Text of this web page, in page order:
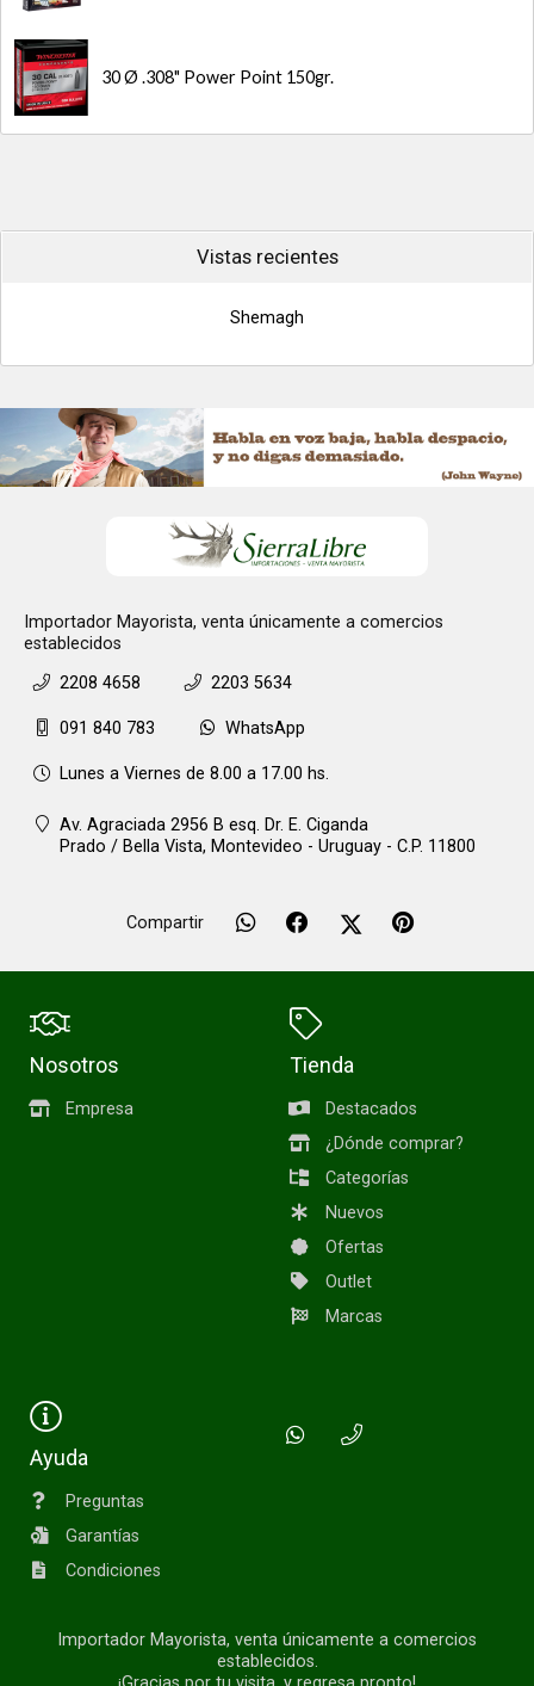
30 Ø .308" Power Point 150gr.
Vistas recientes
Shemagh
Importador Mayorista, venta únicamente a comercios
establecidos
2208 4658
2203 5634
091 840 783 WhatsApp
Lunes a Viernes de 8.00 a 17.00 hs.
Av. Agraciada 2956 B esq. Dr. E. Ciganda
Prado / Bella Vista, Montevideo - Uruguay - C.P. 11800
Compartir
Nosotros
Empresa
Tienda
Destacados
¿Dónde comprar?
Categorías
Nuevos
Ofertas
Outlet
Marcas
Ayuda
Preguntas
Garantías
Condiciones
Importador Mayorista, venta únicamente a comercios
establecidos.